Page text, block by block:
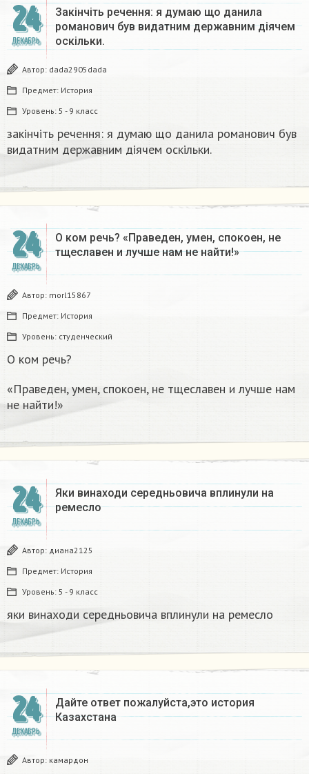
24
ДЕКАБРЬ
Закінчіть речення: я думаю що данила
романович був видатним державним діячем
оскільки.
Автор: dada2905dada
Предмет: История
Уровень: 5 - 9 класс
закінчіть речення: я думаю що данила романович був
видатним державним діячем оскільки.
24
ДЕКАБРЬ
О ком речь? «Праведен, умен, спокоен, не
тщеславен и лучше нам не найти!»
Автор: morl15867
Предмет: История
Уровень: студенческий
О ком речь?
«Праведен, умен, спокоен, не тщеславен и лучше нам
не найти!»
24
ДЕКАБРЬ
Яки винаходи середньовича вплинули на
ремесло
Автор: диана2125
Предмет: История
Уровень: 5 - 9 класс
яки винаходи середньовича вплинули на ремесло
24
ДЕКАБРЬ
Дайте ответ пожалуйста,это история
Казахстана
Автор: камардон